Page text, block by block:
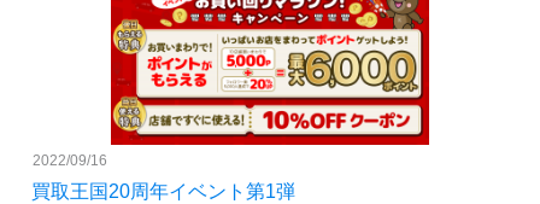
2022/09/16
買取王国20周年イベント第1弾